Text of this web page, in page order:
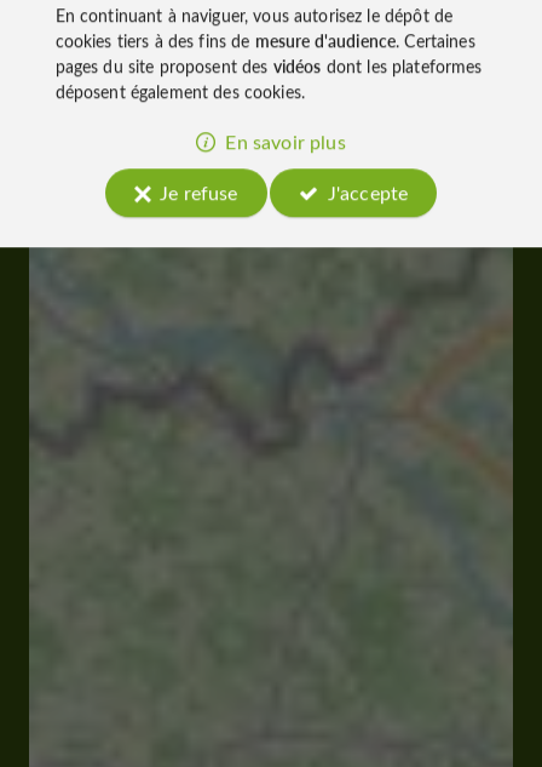
En continuant à naviguer, vous autorisez le dépôt de
cookies tiers à des fins de mesure d'audience. Certaines
pages du site proposent des vidéos dont les plateformes
déposent également des cookies.
En savoir plus
Je refuse
J'accepte